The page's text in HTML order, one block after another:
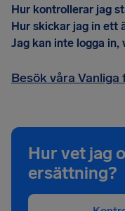
Hur kontrollerar jag
Hur skickar jag in ett
Jag kan inte logga in,
Besök våra Vanliga
Hur vet jag
ersättning?